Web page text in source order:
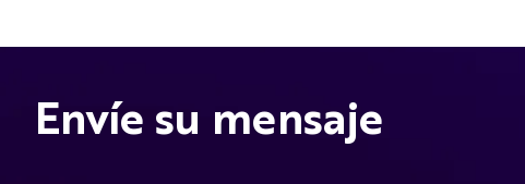
Envíe su mensaje